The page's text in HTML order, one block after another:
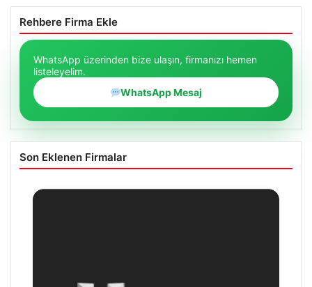
Rehbere Firma Ekle
WhatsApp üzerinden bize ulaşın, firmanızı hemen
listeleyelim.
WhatsApp Mesaj
Son Eklenen Firmalar